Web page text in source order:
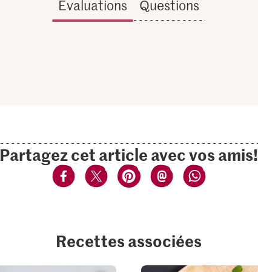
Évaluations Questions
Partagez cet article avec vos amis!
Recettes associées